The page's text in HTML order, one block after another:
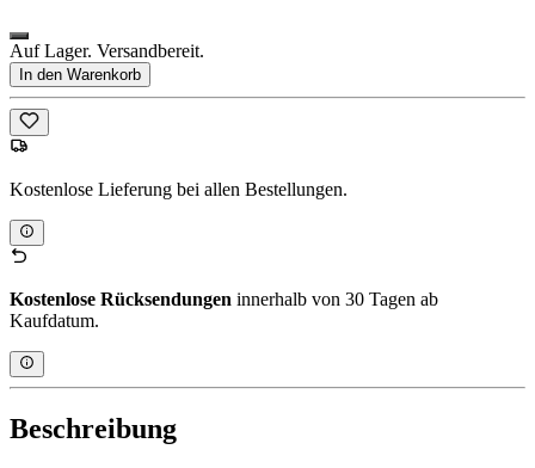
Auf Lager. Versandbereit.
In den Warenkorb
Kostenlose Lieferung bei allen Bestellungen.
Kostenlose Rücksendungen innerhalb von 30 Tagen ab
Kaufdatum.
Beschreibung